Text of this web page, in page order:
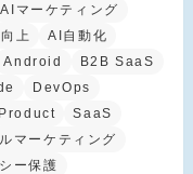
AIマーケティング
上
AI自動化
Android
B2B SaaS
DevOps
Product
SaaS
マーケティング
ー保護